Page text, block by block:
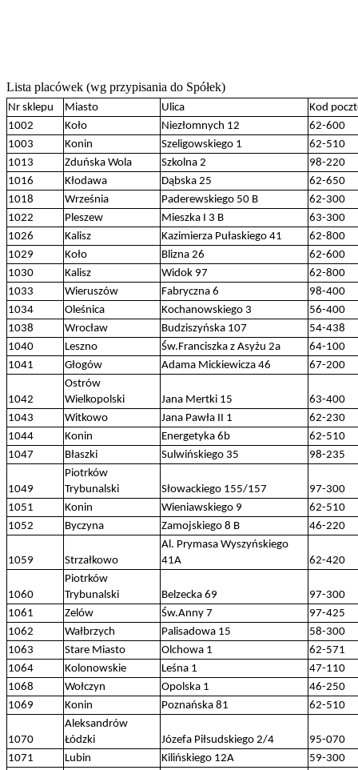
Lista placówek (wg przypisania do Spółek)
Nr sklepu Miasto Ulica
Kod
1002
Koło Niezłomnych 12
62-600
1003
Konin Szeligowskiego 1
62-510
1013
Zduńska Wola Szkolna 2
98-220
1016
Kłodawa Dąbska 25
62-650
1018
Września Paderewskiego 50 B
62-300
1022
Pleszew Mieszka I 3 B
63-300
1026
Kalisz Kazimierza Pułaskiego 41
62-800
1029
Koło Blizna 26
62-600
1030
Kalisz Widok 97
62-800
1033
Wieruszów Fabryczna 6
98-400
1034
Oleśnica Kochanowskiego 3
56-400
1038
Wrocław Budziszyńska 107
54-438
1040
Leszno Św.Franciszka z Asyżu 2a
64-100
1041
Głogów Adama Mickiewicza 46 67-200
1042
Ostrów
Wielkopolski
Jana Mertki 15
63-400
1043
Witkowo Jana Pawła II 1
62-230
1044
Konin Energetyka 6b
62-510
1047
Błaszki Sulwińskiego 35 98-235
1049
Piotrków
Trybunalski
Słowackiego 155/157
97-300
1051
Konin Wieniawskiego 9
62-510
1052
Byczyna Zamojskiego 8 B 46-220
1059 Strzałkowo
Al. Prymasa Wyszyńskiego
41A
62-420
1060
Piotrków
Trybunalski
Belzecka 69
97-300
1061
Zelów Św.Anny 7
97-425
1062
Wałbrzych Palisadowa 15
58-300
1063
Stare Miasto Olchowa 1
62-571
1064
Kolonowskie Leśna 1
47-110
1068
Wołczyn Opolska 1
46-250
1069
Konin Poznańska 81 62-510
1070
Aleksandrów
Łódzki
Józefa Piłsudskiego 2/4
95-070
1071
Lubin Kilińskiego 12A
59-300